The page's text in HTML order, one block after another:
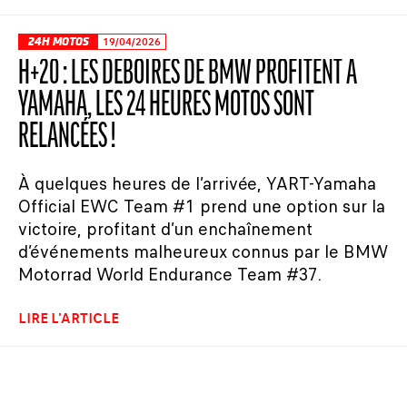
24H MOTOS 19/04/2026
H+20 : LES DÉBOIRES DE BMW PROFITENT À
YAMAHA, LES 24 HEURES MOTOS SONT
RELANCÉES !
À quelques heures de l’arrivée, YART-Yamaha
Official EWC Team #1 prend une option sur la
victoire, profitant d’un enchaînement
d’événements malheureux connus par le BMW
Motorrad World Endurance Team #37.
LIRE L'ARTICLE